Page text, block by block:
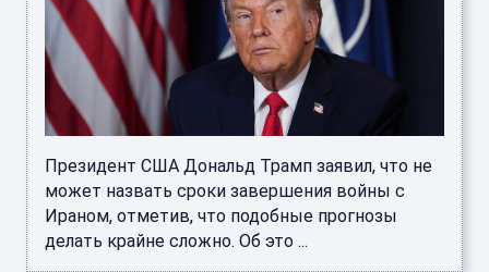
Президент США Дональд Трамп заявил, что не
может назвать сроки завершения войны с
Ираном, отметив, что подобные прогнозы
делать крайне сложно. Об это ...